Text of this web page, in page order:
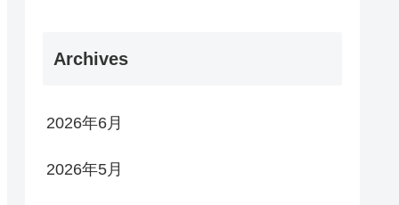
Archives
2026年6月
2026年5月